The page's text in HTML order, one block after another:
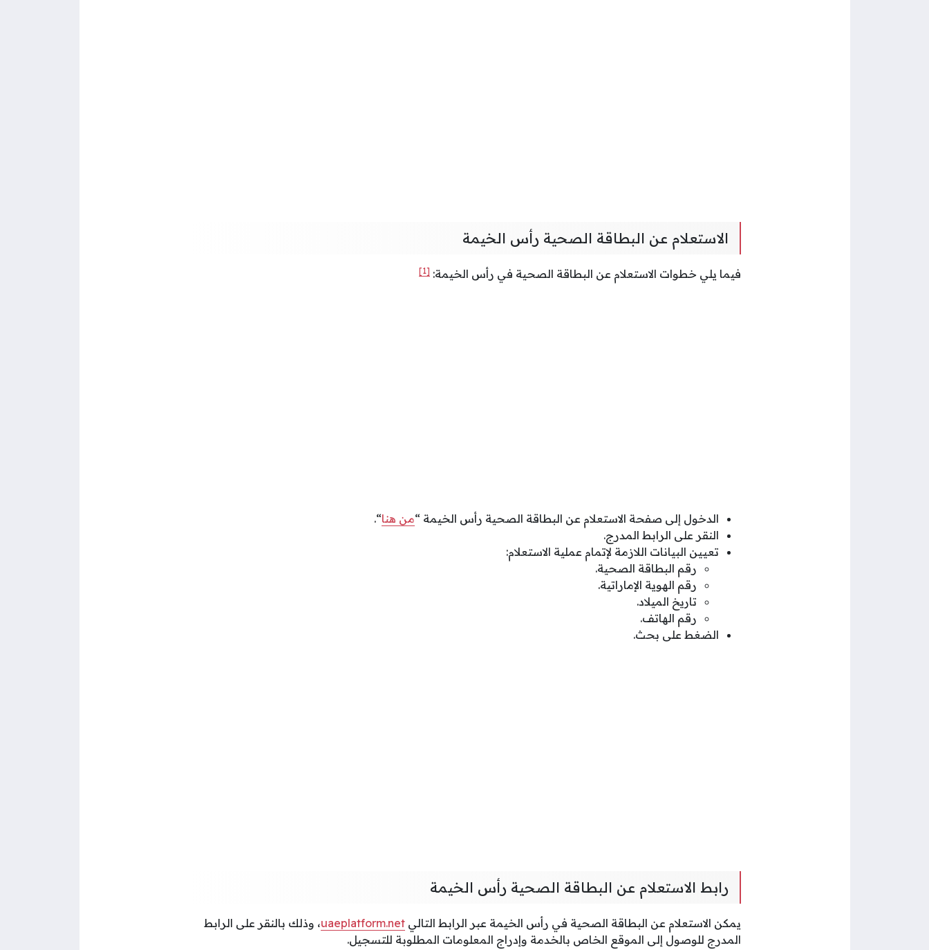
الاستعلام عن البطاقة الصحية رأس الخيمة
فيما يلي خطوات الاستعلام عن البطاقة الصحية في رأس الخيمة: [1]
الدخول إلى صفحة الاستعلام عن البطاقة الصحية رأس الخيمة “من هنا“.
النقر على الرابط المدرج.
تعيين البيانات اللازمة لإتمام عملية الاستعلام:
رقم البطاقة الصحية.
رقم الهوية الإماراتية.
تاريخ الميلاد.
رقم الهاتف.
الضغط على بحث.
رابط الاستعلام عن البطاقة الصحية رأس الخيمة
يمكن الاستعلام عن البطاقة الصحية في رأس الخيمة عبر الرابط التالي uaeplatform.net، وذلك بالنقر على الرابط
المدرج للوصول إلى الموقع الخاص بالخدمة وإدراج المعلومات المطلوبة للتسجيل.